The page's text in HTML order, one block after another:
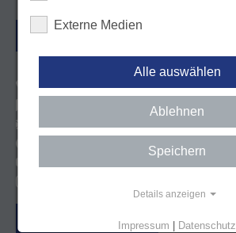
ANFAHRT
Tel. 0711 22845-0
E-Mail: info@lzk-bw.de
http://facebook.com/lzkbw
http://youtube.com/user/lzkbw
Vertrag widerrufen
Externe Medien
Alle auswählen
Ablehnen
Speichern
Details anzeigen
Impressum Datenschutz